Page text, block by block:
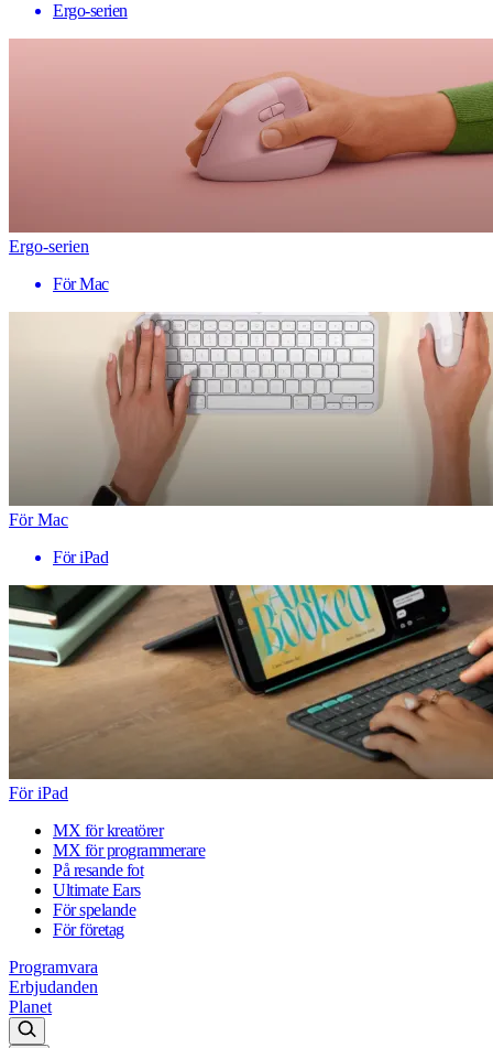
Ergo-serien
Ergo-serien
För Mac
För Mac
För iPad
För iPad
MX för kreatörer
MX för programmerare
På resande fot
Ultimate Ears
För spelande
För företag
Programvara
Erbjudanden
Planet